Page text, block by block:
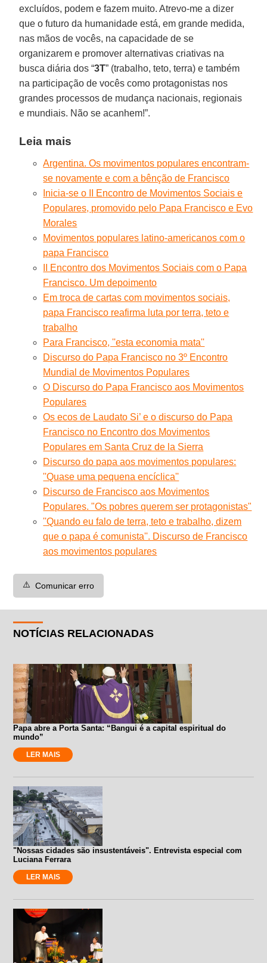
excluídos, podem e fazem muito. Atrevo-me a dizer
que o futuro da humanidade está, em grande medida,
nas mãos de vocês, na capacidade de se
organizarem e promover alternativas criativas na
busca diária dos “3T” (trabalho, teto, terra) e também
na participação de vocês como protagonistas nos
grandes processos de mudança nacionais, regionais
e mundiais. Não se acanhem!”.
Leia mais
Argentina. Os movimentos populares encontram-
se novamente e com a bênção de Francisco
Inicia-se o II Encontro de Movimentos Sociais e
Populares, promovido pelo Papa Francisco e Evo
Morales
Movimentos populares latino-americanos com o
papa Francisco
II Encontro dos Movimentos Sociais com o Papa
Francisco. Um depoimento
Em troca de cartas com movimentos sociais,
papa Francisco reafirma luta por terra, teto e
trabalho
Para Francisco, ''esta economia mata''
Discurso do Papa Francisco no 3º Encontro
Mundial de Movimentos Populares
O Discurso do Papa Francisco aos Movimentos
Populares
Os ecos de Laudato Si’ e o discurso do Papa
Francisco no Encontro dos Movimentos
Populares em Santa Cruz de la Sierra
Discurso do papa aos movimentos populares:
''Quase uma pequena encíclica''
Discurso de Francisco aos Movimentos
Populares. "Os pobres querem ser protagonistas"
''Quando eu falo de terra, teto e trabalho, dizem
que o papa é comunista''. Discurso de Francisco
aos movimentos populares
⚠️ Comunicar erro
NOTÍCIAS RELACIONADAS
Papa abre a Porta Santa: “Bangui é a capital espiritual do
mundo”
LER MAIS
"Nossas cidades são insustentáveis". Entrevista especial com
Luciana Ferrara
LER MAIS